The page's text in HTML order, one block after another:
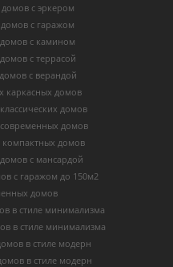
с эркером
с гаражом
с камином
с террасой
с верандой
каркасных домов
домов
домов
домов
с мансардой
с гаражом до 150м2
домов
в стиле минимализма
в стиле минимализма
в стиле модерн
в стиле модерн